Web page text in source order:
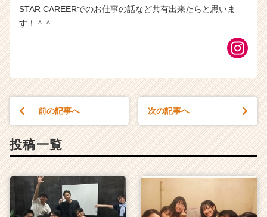
STAR CAREERでのお仕事の話など共有出来たらと思いま
す！＾＾
前の記事へ 次の記事へ
投稿一覧